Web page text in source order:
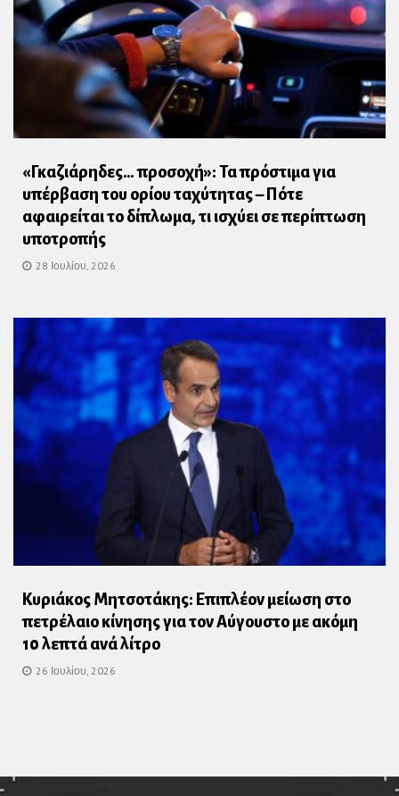
«Γκαζιάρηδες… προσοχή»: Τα πρόστιμα για
υπέρβαση του ορίου ταχύτητας – Πότε
αφαιρείται το δίπλωμα, τι ισχύει σε περίπτωση
υποτροπής
28 Ιουλίου, 2026
Κυριάκος Μητσοτάκης: Επιπλέον μείωση στο
πετρέλαιο κίνησης για τον Αύγουστο με ακόμη
10 λεπτά ανά λίτρο
26 Ιουλίου, 2026